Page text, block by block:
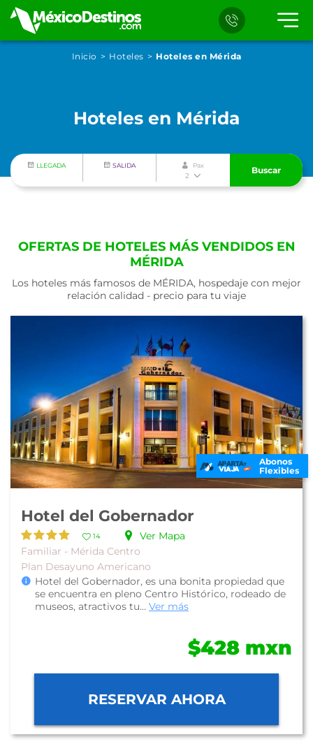
Inicio Hoteles Hoteles en Mérida
Hoteles en Mérida
LLEGADA SALIDA Pax
2
Buscar
OFERTAS DE HOTELES MÁS VENDIDOS EN
MÉRIDA
Los hoteles más famosos de MÉRIDA, hospedaje con mejor
relación calidad - precio para tu viaje
Abonos
Flexibles
Hotel del Gobernador
14
Ver Mapa
Familiar - Mérida Centro
Plan Desayuno Americano
Hotel del Gobernador, es una bonita propiedad que
se encuentra en pleno Centro Histórico, rodeado de
museos, atractivos tu... Ver más
$428 mxn
RESERVAR AHORA